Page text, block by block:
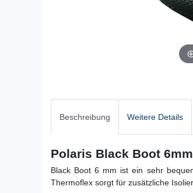
Beschreibung Weitere Details
Polaris Black Boot
Black Boot 6 mm ist ein sehr
Thermoflex sorgt für zusätzliche